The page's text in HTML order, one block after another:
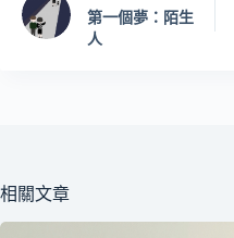
第一個夢：陌生
人
相關文章